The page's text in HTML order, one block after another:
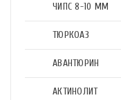
ЧИПС 8-10 ММ
ТЮРКОАЗ
АВАНТЮРИН
АКТИНОЛИТ